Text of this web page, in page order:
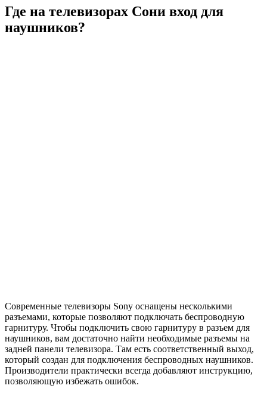
Где на телевизорах Сони вход для
наушников?
Современные телевизоры Sony оснащены несколькими
разъемами, которые позволяют подключать беспроводную
гарнитуру. Чтобы подключить свою гарнитуру в разъем для
наушников, вам достаточно найти необходимые разъемы на
задней панели телевизора. Там есть соответственный выход,
который создан для подключения беспроводных наушников.
Производители практически всегда добавляют инструкцию,
позволяющую избежать ошибок.